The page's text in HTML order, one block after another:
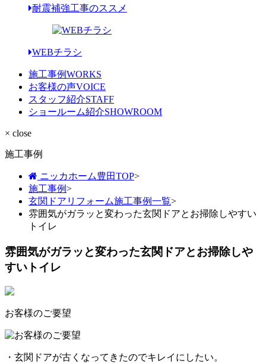
耐震補強工事のススメ
WEBチラシ
施工事例WORKS
お客様の声VOICE
スタッフ紹介STAFF
ショールーム紹介SHOWROOM
× close
施工事例
ニッカホーム豊田TOP>
施工事例>
玄関ドアリフォーム施工事例一覧>
雰囲気がガラッと変わった玄関ドアとお掃除しやすい
トイレ
雰囲気がガラッと変わった玄関ドアとお掃除しや
すいトイレ
お客様のご要望
・玄関ドアが古くなってきたのでキレイにしたい。